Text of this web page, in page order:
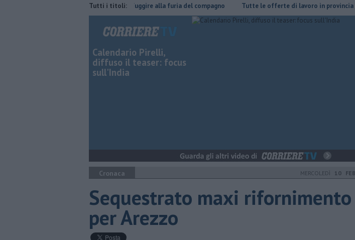
Tutti i titoli:
Nascosta in un bar per sfuggire alla furia del compagno ​Tutte le offerte di lavoro in provincia di Arezzo
Calendario Pirelli,
diffuso il teaser: focus
sull'India
Cronaca MERCOLEDÌ 10
Sequestrato maxi
per Arezzo